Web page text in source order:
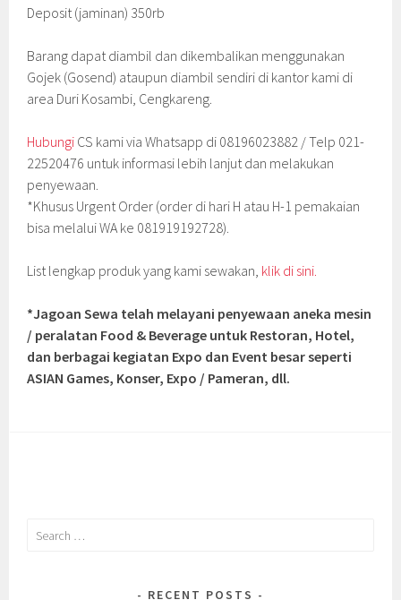
Deposit (jaminan) 350rb
Barang dapat diambil dan dikembalikan menggunakan
Gojek (Gosend) ataupun diambil sendiri di kantor kami di
area Duri Kosambi, Cengkareng.
Hubungi CS kami via Whatsapp di 08196023882 / Telp 021-
22520476 untuk informasi lebih lanjut dan melakukan
penyewaan.
*Khusus Urgent Order (order di hari H atau H-1 pemakaian
bisa melalui WA ke 081919192728).
List lengkap produk yang kami sewakan, klik di sini.
*Jagoan Sewa telah melayani penyewaan aneka mesin
/ peralatan Food & Beverage untuk Restoran, Hotel,
dan berbagai kegiatan Expo dan Event besar seperti
ASIAN Games, Konser, Expo / Pameran, dll.
Search
RECENT POSTS